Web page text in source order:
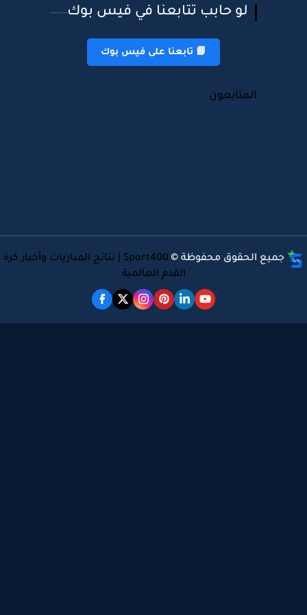
لو حابب تتابعنا في فيس بوك
📘 تابعنا على فيس بوك
المتابعون
جميع الحقوق محفوظة ©
Sport400 | نتائج المباريات وأخبار كرة
القدم العالمية